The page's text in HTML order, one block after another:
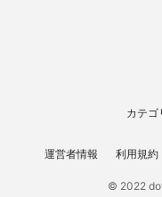
カテゴ
運営者情報 利用規約
© 2022